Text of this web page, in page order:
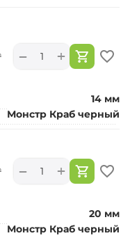
+
−
14 мм
Монстр Краб черный
+
−
20 мм
Монстр Краб черный